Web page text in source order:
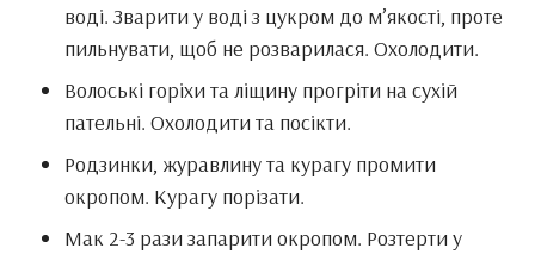
воді. Зварити у воді з цукром до м’якості, проте
пильнувати, щоб не розварилася. Охолодити.
Волоські горіхи та ліщину прогріти на сухій
пательні. Охолодити та посікти.
Родзинки, журавлину та курагу промити
окропом. Курагу порізати.
Мак 2-3 рази запарити окропом. Розтерти у